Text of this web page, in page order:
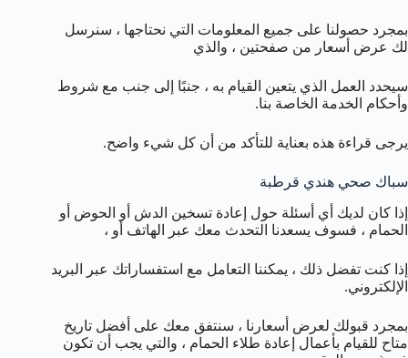
بمجرد حصولنا على جميع المعلومات التي نحتاجها ، سنرسل
لك عرض أسعار من صفحتين ، والذي
سيحدد العمل الذي يتعين القيام به ، جنبًا إلى جنب مع شروط
وأحكام الخدمة الخاصة بنا.
يرجى قراءة هذه بعناية للتأكد من أن كل شيء واضح.
سباك صحي هندي قرطبة
إذا كان لديك أي أسئلة حول إعادة تسخين الدش أو الحوض أو
الحمام ، فسوف يسعدنا التحدث معك عبر الهاتف أو ،
إذا كنت تفضل ذلك ، يمكننا التعامل مع استفساراتك عبر البريد
الإلكتروني.
بمجرد قبولك لعرض أسعارنا ، سنتفق معك على أفضل تاريخ
متاح للقيام بأعمال إعادة طلاء الحمام ، والتي يجب أن تكون